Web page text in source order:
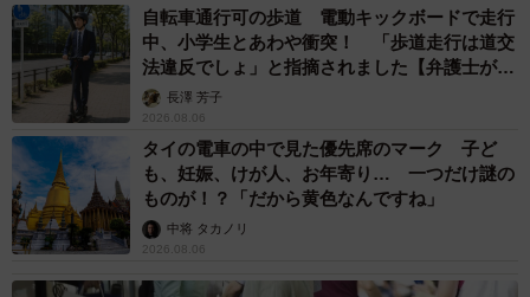
自転車通行可の歩道 電動キックボードで走行
中、小学生とあわや衝突！ 「歩道走行は道交
法違反でしょ」と指摘されました【弁護士が解
説】長澤 芳子
2026.08.06
タイの電車の中で見た優先席のマーク 子ど
も、妊娠、けが人、お年寄り… 一つだけ謎の
ものが！？「だから黄色なんですね」
中将 タカノリ
2026.08.06